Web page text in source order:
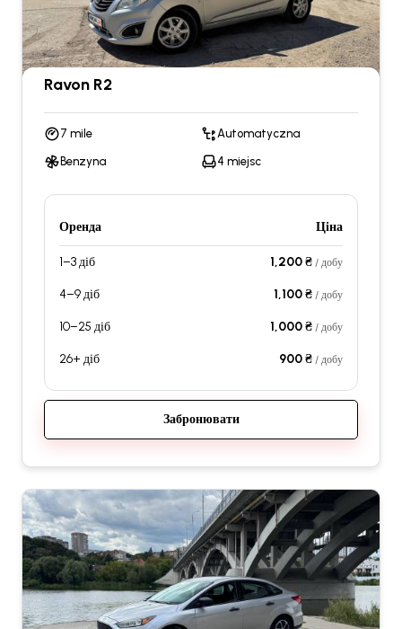
Ravon R2
7 mile Automatyczna
Benzyna 4 miejsc
Оренда Ціна
1–3 діб 1,200 ₴ / добу
4–9 діб 1,100 ₴ / добу
10–25 діб 1,000 ₴ / добу
26+ діб 900 ₴ / добу
Забронювати